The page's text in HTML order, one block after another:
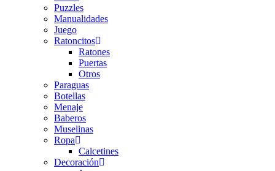
Puzzles
Manualidades
Juego
Ratoncitos
Ratones
Puertas
Otros
Paraguas
Botellas
Menaje
Baberos
Muselinas
Ropa
Calcetines
Decoración